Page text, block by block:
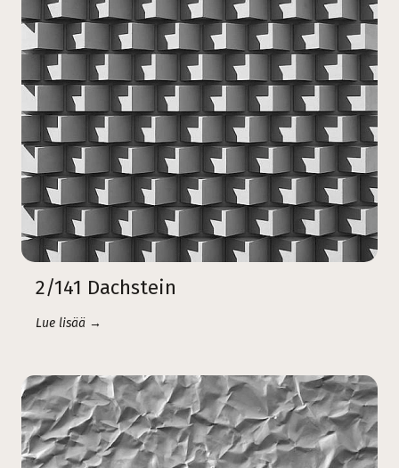
2/141 Dachstein
Lue lisää →